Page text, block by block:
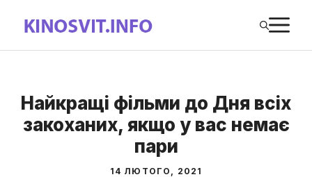
вмісту
Найкращі фільми до Дня всіх
закоханих, якщо у вас немає
пари
14 ЛЮТОГО, 2021